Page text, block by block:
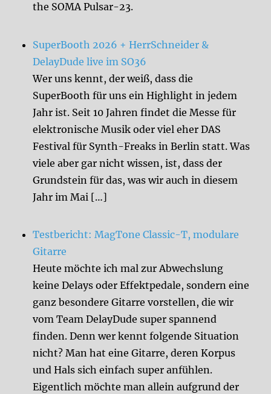
the SOMA Pulsar-23.
SuperBooth 2026 + HerrSchneider &
DelayDude live im SO36
Wer uns kennt, der weiß, dass die
SuperBooth für uns ein Highlight in jedem
Jahr ist. Seit 10 Jahren findet die Messe für
elektronische Musik oder viel eher DAS
Festival für Synth-Freaks in Berlin statt. Was
viele aber gar nicht wissen, ist, dass der
Grundstein für das, was wir auch in diesem
Jahr im Mai […]
Testbericht: MagTone Classic-T, modulare
Gitarre
Heute möchte ich mal zur Abwechslung
keine Delays oder Effektpedale, sondern eine
ganz besondere Gitarre vorstellen, die wir
vom Team DelayDude super spannend
finden. Denn wer kennt folgende Situation
nicht? Man hat eine Gitarre, deren Korpus
und Hals sich einfach super anfühlen.
Eigentlich möchte man allein aufgrund der